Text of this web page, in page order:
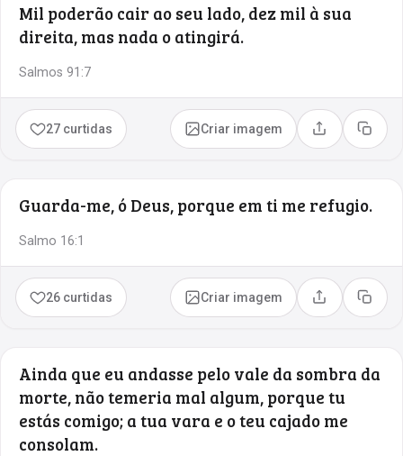
Mil poderão cair ao seu lado, dez mil à sua
direita, mas nada o atingirá.
Salmos 91:7
27 curtidas Criar imagem Compartilhar
Copiar
Guarda-me, ó Deus, porque em ti me refugio.
Salmo 16:1
26 curtidas Criar imagem Compartilhar
Copiar
Ainda que eu andasse pelo vale da sombra da
morte, não temeria mal algum, porque tu
estás comigo; a tua vara e o teu cajado me
consolam.